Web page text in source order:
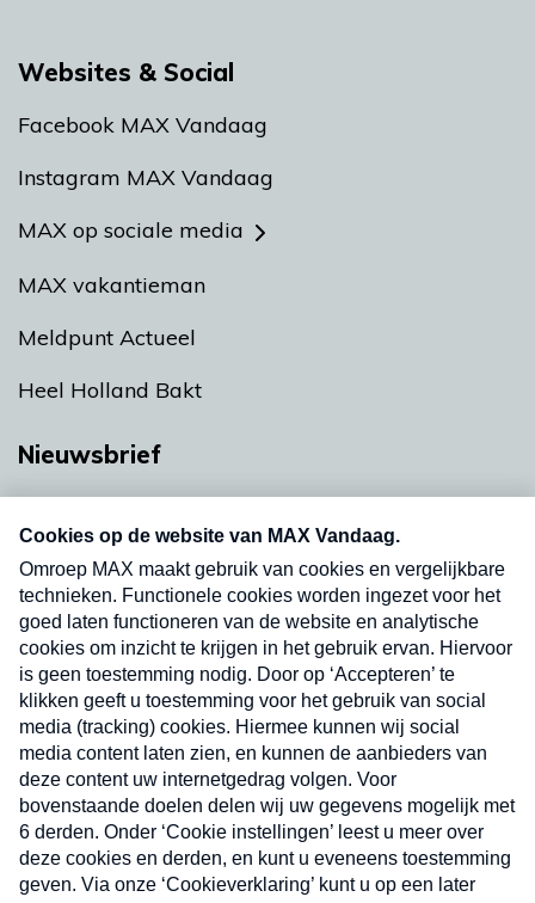
Websites & Social
Facebook MAX Vandaag
Instagram MAX Vandaag
MAX op sociale media
MAX vakantieman
Meldpunt Actueel
Heel Holland Bakt
Nieuwsbrief
Neem hier een gratis abonnement op onze
nieuwsbrief. Elke vrijdag- en dinsdagochtend in
uw mailbox.
Verzend
Nieuwsbrief